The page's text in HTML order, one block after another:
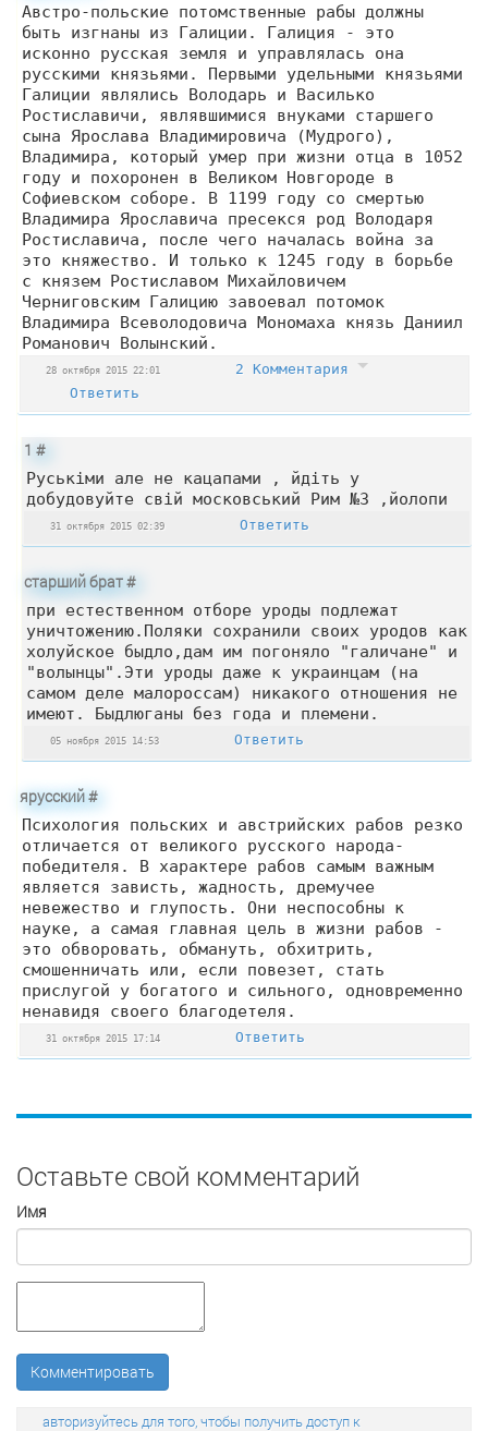
Австро-польские потомственные рабы должны
быть изгнаны из Галиции. Галиция - это
исконно русская земля и управлялась она
русскими князьями. Первыми удельными князьями
Галиции являлись Володарь и Василько
Ростиславичи, являвшимися внуками старшего
сына Ярослава Владимировича (Мудрого),
Владимира, который умер при жизни отца в 1052
году и похоронен в Великом Новгороде в
Софиевском соборе. В 1199 году со смертью
Владимира Ярославича пресекся род Володаря
Ростиславича, после чего началась война за
это княжество. И только к 1245 году в борьбе
с князем Ростиславом Михайловичем
Черниговским Галицию завоевал потомок
Владимира Всеволодовича Мономаха князь Даниил
Романович Волынский.
28 октября 2015 22:01
2 Комментария
Ответить
1 #
Руськіми але не кацапами , йдіть у
добудовуйте свій московський Рим №3 ,йолопи
31 октября 2015 02:39 Ответить
старший брат#
при естественном отборе уроды подлежат
уничтожению.Поляки сохранили своих уродов как
холуйское быдло,дам им погоняло "галичане" и
"волынцы".Эти уроды даже к украинцам (на
самом деле малороссам) никакого отношения не
имеют. Быдлюганы без года и племени.
05 ноября 2015 14:53 Ответить
ярусский#
Психология польских и австрийских рабов резко
отличается от великого русского народа-
победителя. В характере рабов самым важным
является зависть, жадность, дремучее
невежество и глупость. Они неспособны к
науке, а самая главная цель в жизни рабов -
это обворовать, обмануть, обхитрить,
смошенничать или, если повезет, стать
прислугой у богатого и сильного, одновременно
ненавидя своего благодетеля.
31 октября 2015 17:14 Ответить
Оставьте свой комментарий
Имя
Комментировать
авторизуйтесь для того, чтобы получить доступ к